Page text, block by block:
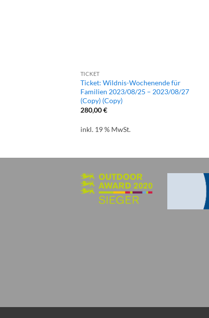
TICKET
Ticket: Wildnis-Wochenende für
Familien 2023/08/25 – 2023/08/27
(Copy) (Copy)
280,00€
inkl. 19 % MwSt.